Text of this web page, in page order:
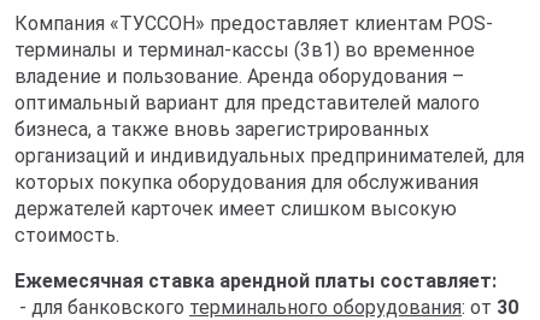
Компания «ТУССОН» предоставляет клиентам POS-
терминалы и терминал-кассы (3в1) во временное
владение и пользование. Аренда оборудования –
оптимальный вариант для представителей малого
бизнеса, а также вновь зарегистрированных
организаций и индивидуальных предпринимателей, для
которых покупка оборудования для обслуживания
держателей карточек имеет слишком высокую
стоимость.
Ежемесячная ставка арендной платы составляет:
- для банковского терминального оборудования: от 30